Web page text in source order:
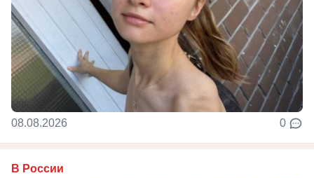
08.08.2026 0
В России